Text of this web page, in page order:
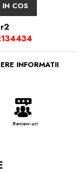
COS
INFORMATII
Review-uri